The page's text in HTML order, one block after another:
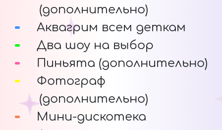
(дополнительно)
Аквагрим всем деткам
Два шоу на выбор
Пиньята (дополнительно)
Фотограф
(дополнительно)
Мини-дискотека